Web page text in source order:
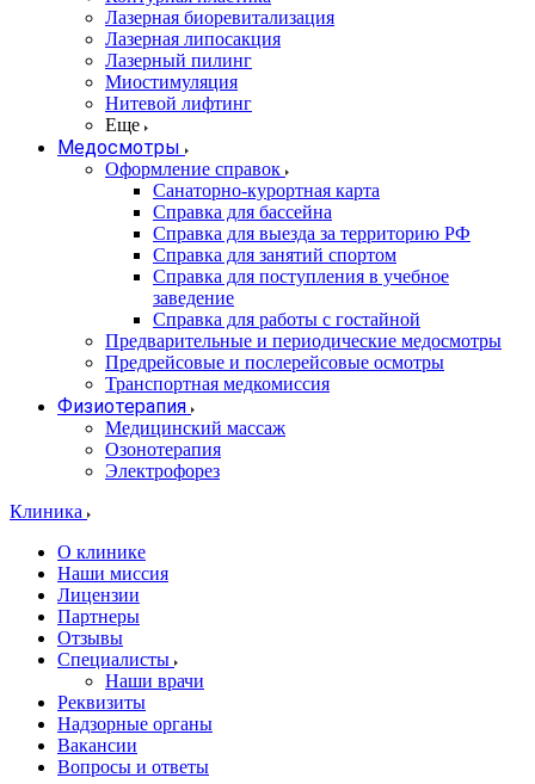
Лазерная биоревитализация
Лазерная липосакция
Лазерный пилинг
Миостимуляция
Нитевой лифтинг
Еще
Медосмотры
Оформление справок
Санаторно-курортная карта
Справка для бассейна
Справка для выезда за территорию РФ
Справка для занятий спортом
Справка для поступления в учебное
заведение
Справка для работы с гостайной
Предварительные и периодические медосмотры
Предрейсовые и послерейсовые осмотры
Транспортная медкомиссия
Физиотерапия
Медицинский массаж
Озонотерапия
Электрофорез
Клиника
О клинике
Наши миссия
Лицензии
Партнеры
Отзывы
Специалисты
Наши врачи
Реквизиты
Надзорные органы
Вакансии
Вопросы и ответы